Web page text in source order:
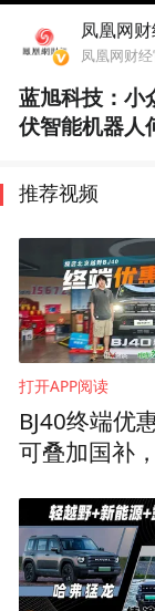
凤凰网
凤凰网财
蓝旭科技：小
伏智能机器人
推荐视频
打开APP阅读
BJ40终端优
可叠加国补